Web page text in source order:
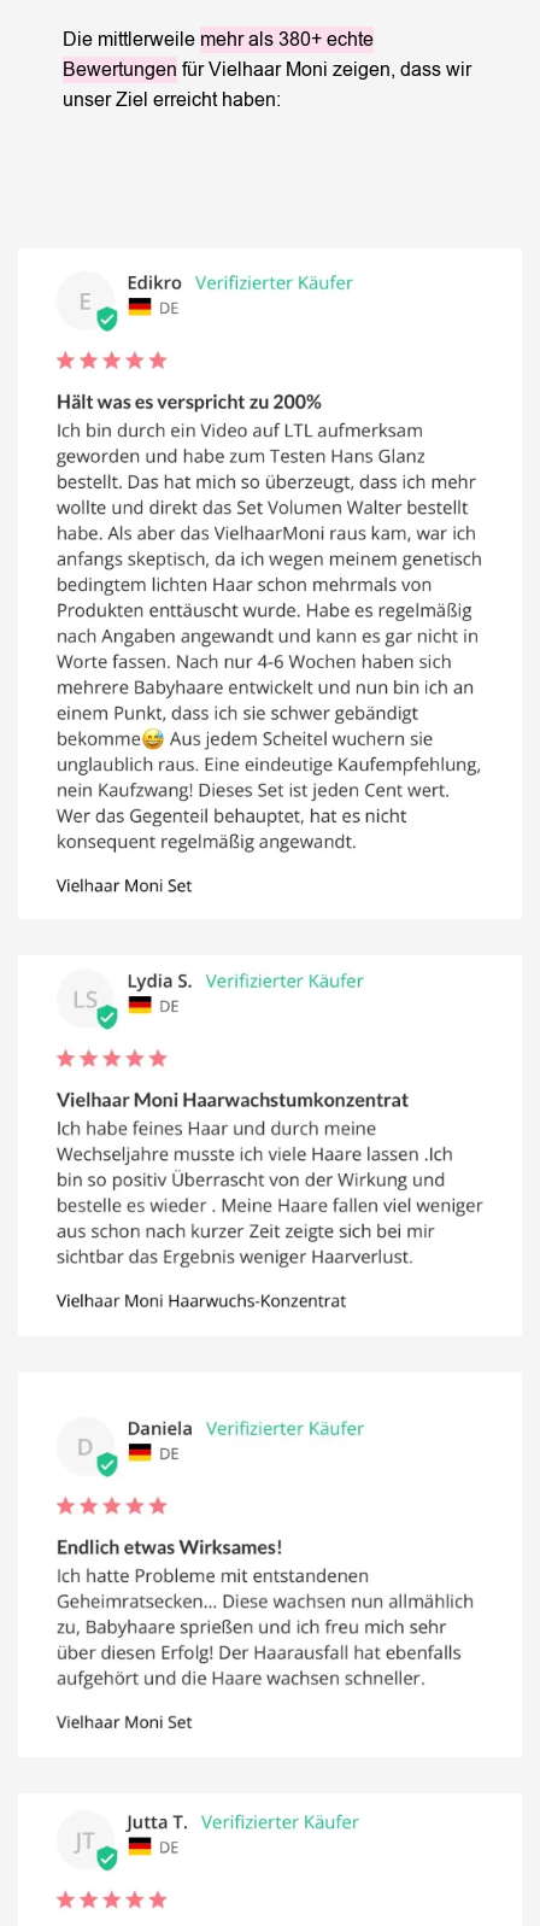
Die mittlerweile mehr als 380+ echte
Bewertungen für Vielhaar Moni zeigen, dass wir
unser Ziel erreicht haben: